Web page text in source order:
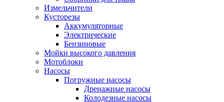
Измельчители
Кусторезы
Аккумуляторные
Электрические
Бензиновые
Мойки высокого давления
Мотоблоки
Насосы
Погружные насосы
Дренажные насосы
Колодезные насосы